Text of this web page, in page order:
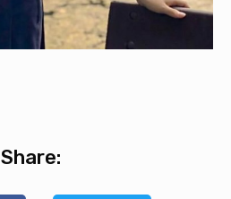
Share: